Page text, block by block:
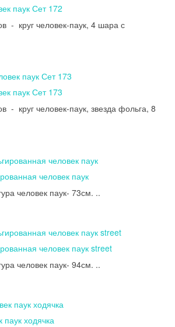
паук Сет 172
- круг человек-паук, 4 шара с
паук Сет 173
- круг человек-паук, звезда фольга, 8
человек паук
человек паук- 73см. ..
человек паук street
человек паук- 94см. ..
ходячка